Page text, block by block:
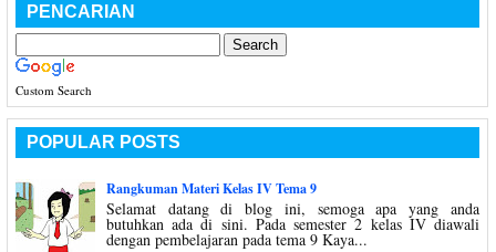
PENCARIAN
Custom Search
POPULAR POSTS
Rangkuman Materi Kelas IV Tema 9
Selamat datang di blog ini, semoga apa yang anda
butuhkan ada di sini. Pada semester 2 kelas IV diawali
dengan pembelajaran pada tema 9 Kaya...